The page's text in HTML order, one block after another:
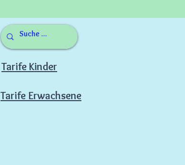
Tarife Kinder
Tarife Erwachsene